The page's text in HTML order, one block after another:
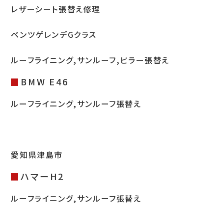
プライバシーポリシー
Tel.052-382-1913
9:00～18:00 / 不定休（完全予約制）
LINEお見積り
レザーシート張替え修理
ベンツゲレンデGクラス
ルーフライニング,サンルーフ,ピラー張替え
BMW E46
ルーフライニング,サンルーフ張替え
愛知県津島市
ハマーH2
ルーフライニング,サンルーフ張替え